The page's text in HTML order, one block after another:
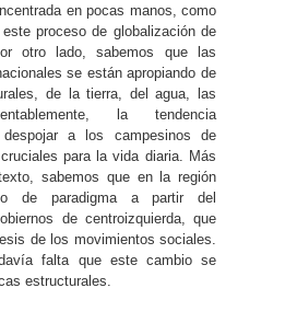
en pocas manos, como
proceso de globalización de
otro lado, sabemos que las
se están apropiando de
de la tierra, del agua, las
la tendencia
a los campesinos de
para la vida diaria. Más
sabemos que en la región
de paradigma a partir del
de centroizquierda, que
de los movimientos sociales.
falta que este cambio se
estructurales.